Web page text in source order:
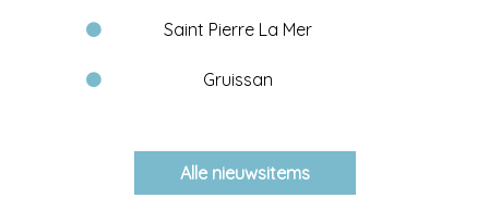
Saint Pierre La Mer
Gruissan
Alle nieuwsitems